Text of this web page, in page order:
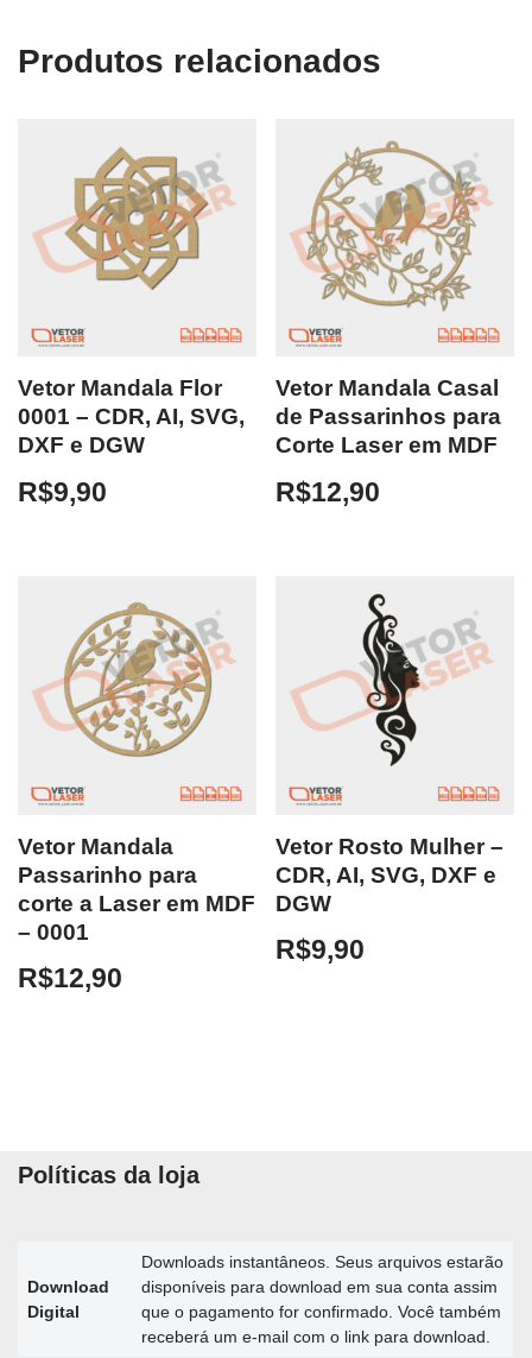
Produtos relacionados
Vetor Mandala Flor
0001 – CDR, AI, SVG,
DXF e DGW
R$9,90
Vetor Mandala Casal
de Passarinhos para
Corte Laser em MDF
R$12,90
Vetor Mandala
Passarinho para
corte a Laser em MDF
– 0001
R$12,90
Vetor Rosto Mulher –
CDR, AI, SVG, DXF e
DGW
R$9,90
Políticas da loja
Download
Digital
Downloads instantâneos. Seus arquivos estarão
disponíveis para download em sua conta assim
que o pagamento for confirmado. Você também
receberá um e-mail com o link para download.